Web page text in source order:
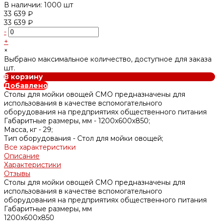
В наличии: 1000 шт
33 639 ₽
33 639 ₽
-
+
×
Выбрано максимальное количество, доступное для заказа
шт.
В корзину
Добавлено
Столы для мойки овощей СМО предназначены для
использования в качестве вспомогательного
оборудования на предприятиях общественного питания
Габаритные размеры, мм - 1200х600х850;
Масса, кг - 29;
Тип оборудования - Стол для мойки овощей;
Все характеристики
Описание
Характеристики
Отзывы
Столы для мойки овощей СМО предназначены для
использования в качестве вспомогательного
оборудования на предприятиях общественного питания
Габаритные размеры, мм
1200х600х850